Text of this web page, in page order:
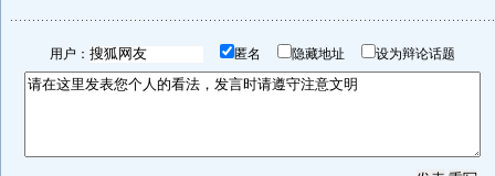
用户： 匿名 隐藏地址 设为辩论话题